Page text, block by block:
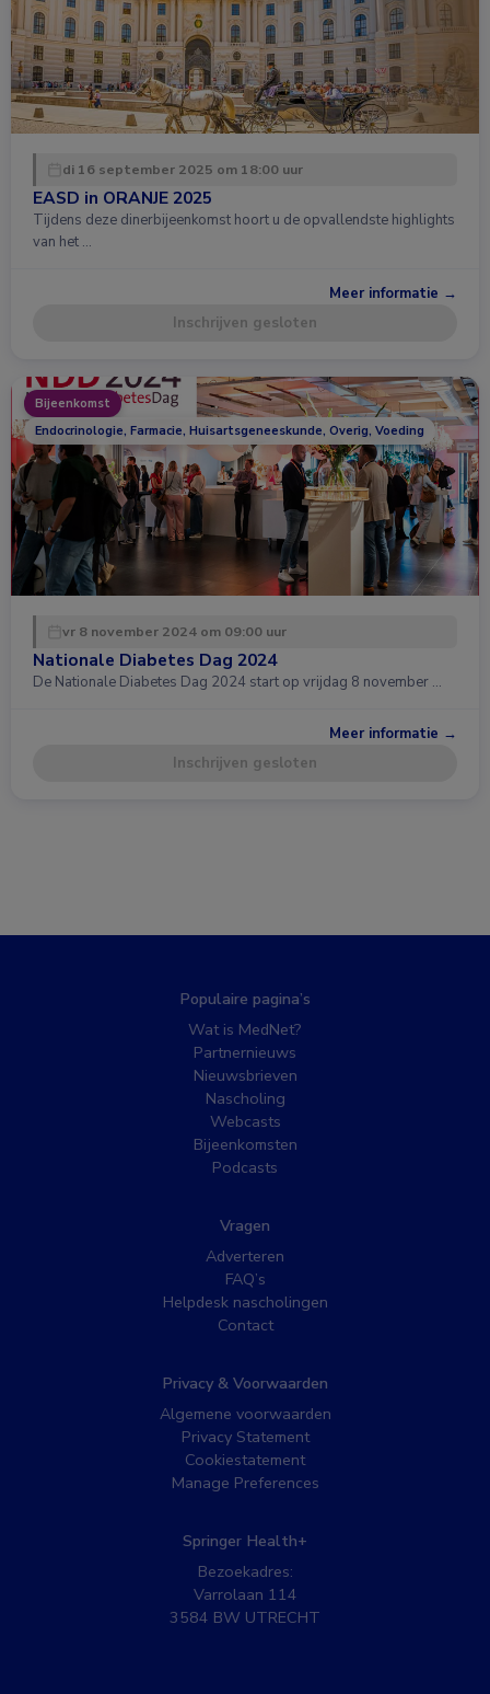
di 16 september 2025 om 18:00 uur
EASD in ORANJE 2025
Tijdens deze dinerbijeenkomst hoort u de opvallendste highlights
van het …
Meer informatie →
Inschrijven gesloten
Bijeenkomst
Endocrinologie, Farmacie, Huisartsgeneeskunde, Overig, Voeding
vr 8 november 2024 om 09:00 uur
Nationale Diabetes Dag 2024
De Nationale Diabetes Dag 2024 start op vrijdag 8 november …
Meer informatie →
Inschrijven gesloten
Populaire pagina’s
Wat is MedNet?
Partnernieuws
Nieuwsbrieven
Nascholing
Webcasts
Bijeenkomsten
Podcasts
Vragen
Adverteren
FAQ’s
Helpdesk nascholingen
Contact
Privacy & Voorwaarden
Algemene voorwaarden
Privacy Statement
Cookiestatement
Manage Preferences
Springer Health+
Bezoekadres:
Varrolaan 114
3584 BW UTRECHT